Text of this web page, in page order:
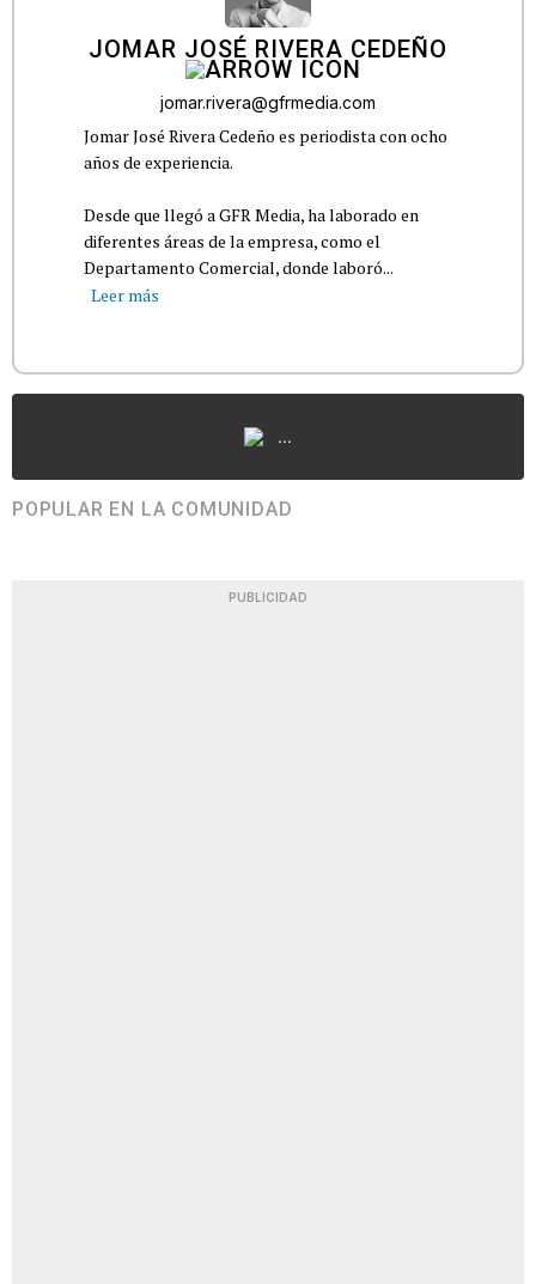
JOMAR JOSÉ RIVERA CEDEÑO
jomar.rivera@gfrmedia.com
Jomar José Rivera Cedeño es periodista con ocho
años de experiencia.
Desde que llegó a GFR Media, ha laborado en
diferentes áreas de la empresa, como el
Departamento Comercial, donde laboró...
Leer más
...
POPULAR EN LA COMUNIDAD
PUBLICIDAD